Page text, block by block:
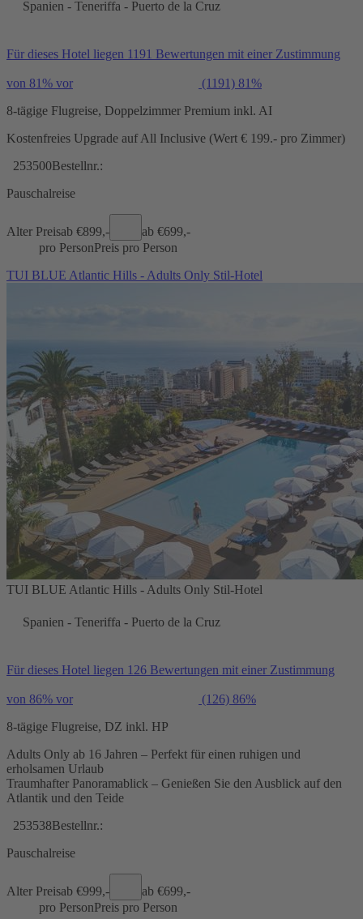
Spanien - Teneriffa - Puerto de la Cruz
Für dieses Hotel liegen 1191 Bewertungen mit einer Zustimmung
von 81% vor (1191) 81%
8-tägige Flugreise, Doppelzimmer Premium inkl. AI
Kostenfreies Upgrade auf All Inclusive (Wert € 199.- pro Zimmer)
253500Bestellnr.:
Pauschalreise
Alter Preisab €899,- ab €699,-
pro PersonPreis pro Person
TUI BLUE Atlantic Hills - Adults Only Stil-Hotel
TUI BLUE Atlantic Hills - Adults Only Stil-Hotel
Spanien - Teneriffa - Puerto de la Cruz
Für dieses Hotel liegen 126 Bewertungen mit einer Zustimmung
von 86% vor (126) 86%
8-tägige Flugreise, DZ inkl. HP
Adults Only ab 16 Jahren – Perfekt für einen ruhigen und
erholsamen Urlaub
Traumhafter Panoramablick – Genießen Sie den Ausblick auf den
Atlantik und den Teide
253538Bestellnr.:
Pauschalreise
Alter Preisab €999,- ab €699,-
pro PersonPreis pro Person